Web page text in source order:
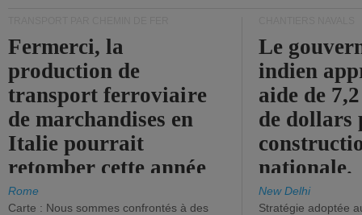
Fermerci, la
production de
transport ferroviaire
de marchandises en
Italie pourrait
retomber cette année
aux niveaux de 2015.
Rome
Carte : Nous sommes confrontés à des
Le
indien
aide de
de dollars
nationale.
New Delhi
Stratégie adoptée